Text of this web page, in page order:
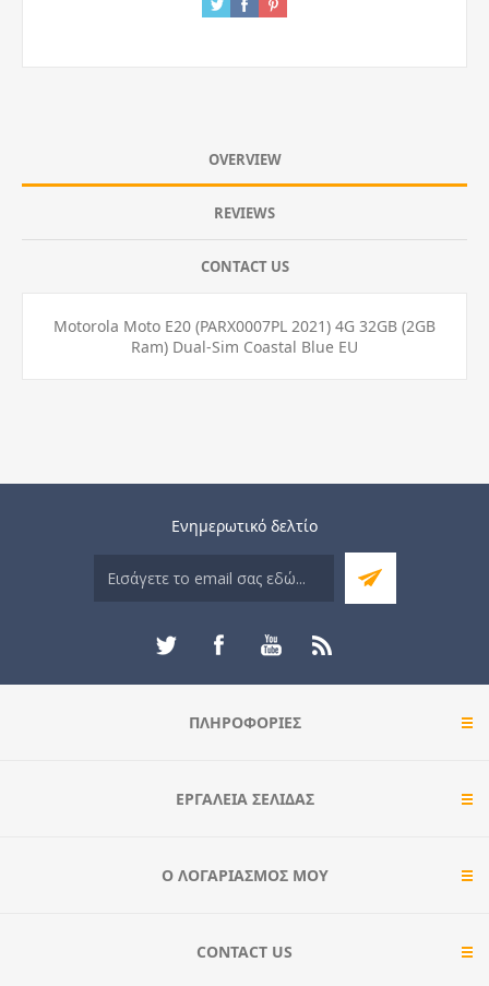
OVERVIEW
REVIEWS
CONTACT US
Motorola Moto E20 (PARX0007PL 2021) 4G 32GB (2GB
Ram) Dual-Sim Coastal Blue EU
Ενημερωτικό δελτίο
ΠΛΗΡΟΦΟΡΊΕΣ
ΕΡΓΑΛΕΊΑ ΣΕΛΊΔΑΣ
Ο ΛΟΓΑΡΙΑΣΜΌΣ ΜΟΥ
CONTACT US